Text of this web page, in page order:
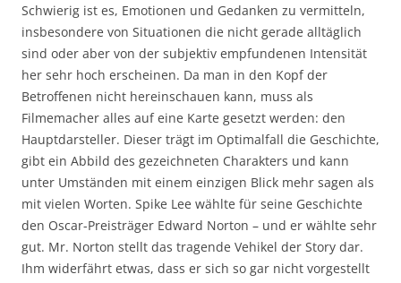
Schwierig ist es, Emotionen und Gedanken zu vermitteln,
insbesondere von Situationen die nicht gerade alltäglich
sind oder aber von der subjektiv empfundenen Intensität
her sehr hoch erscheinen. Da man in den Kopf der
Betroffenen nicht hereinschauen kann, muss als
Filmemacher alles auf eine Karte gesetzt werden: den
Hauptdarsteller. Dieser trägt im Optimalfall die Geschichte,
gibt ein Abbild des gezeichneten Charakters und kann
unter Umständen mit einem einzigen Blick mehr sagen als
mit vielen Worten. Spike Lee wählte für seine Geschichte
den Oscar-Preisträger Edward Norton – und er wählte sehr
gut. Mr. Norton stellt das tragende Vehikel der Story dar.
Ihm widerfährt etwas, dass er sich so gar nicht vorgestellt